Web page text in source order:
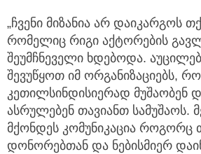
„ჩვენი მიზანია არ დაიკარგოს
რომელიც რიგი აქტორების
შეუმჩნეველი ხდებოდა.
შევუწყოთ იმ ორგანიზაციებს,
კეთილსინდისიერად მუშაობენ
ასრულებენ თავიანთ სამუშაოს.
მქონდეს კომუნიკაცია როგორც
დონორებთან და ნებისმიერ